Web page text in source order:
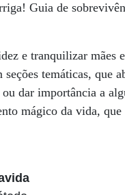
Guia de
e tranquilizar mães
temáticas, que
dar importância a
mágico da vida, que